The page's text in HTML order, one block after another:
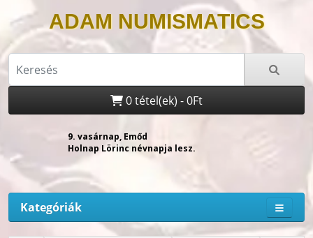
ADAM NUMISMATICS
0 tétel(ek) - 0Ft
Kategóriák